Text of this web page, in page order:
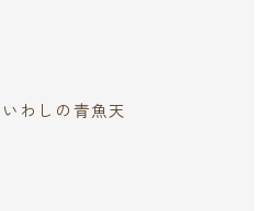
わしの青魚天